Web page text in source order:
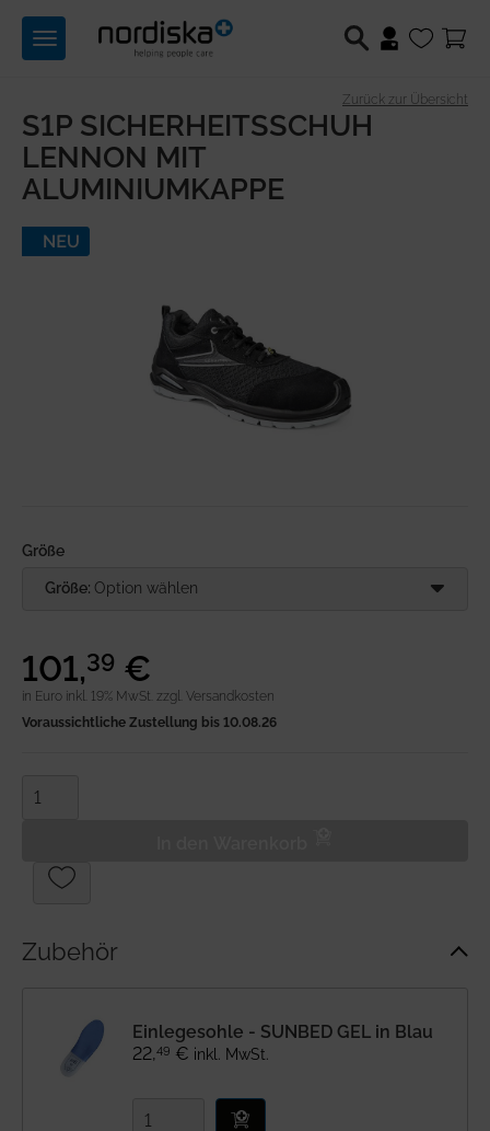
Toggle
navigation
Berufsschuhe
Medizintechnik
Lichttechnik
Produktwelten
Merkliste
Zurück zur Übersicht
S1P SICHERHEITSSCHUH
LENNON MIT
ALUMINIUMKAPPE
Größe
Größe: Option wählen
101,39 €
in Euro inkl. 19% MwSt. zzgl. Versandkosten
Voraussichtliche Zustellung bis 10.08.26
Zubehör
Einlegesohle - SUNBED GEL in Blau
22,49 € inkl. MwSt.